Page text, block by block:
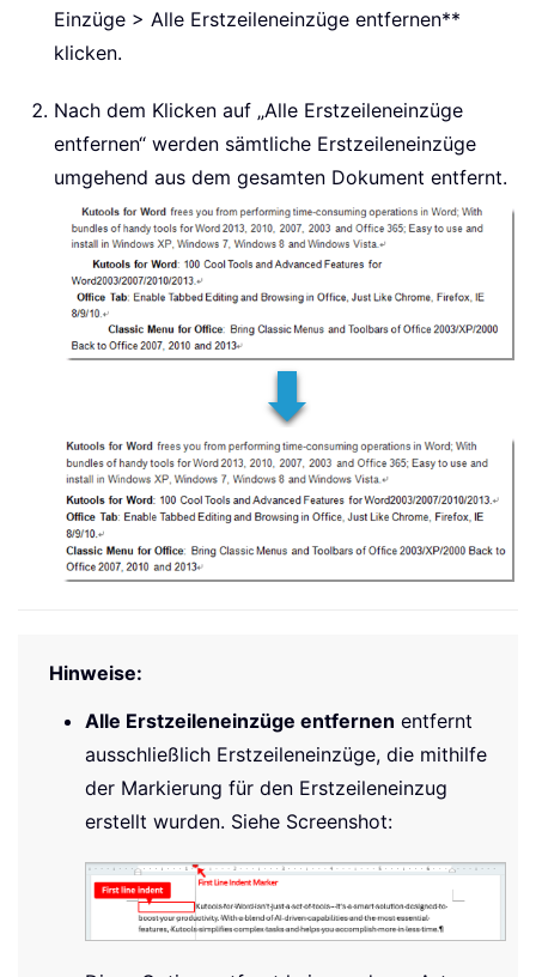
Einzüge > Alle Erstzeileneinzüge entfernen**
klicken.
Nach dem Klicken auf „Alle Erstzeileneinzüge
entfernen“ werden sämtliche Erstzeileneinzüge
umgehend aus dem gesamten Dokument entfernt.
Hinweise:
Alle Erstzeileneinzüge entfernen entfernt
ausschließlich Erstzeileneinzüge, die mithilfe
der Markierung für den Erstzeileneinzug
erstellt wurden. Siehe Screenshot: